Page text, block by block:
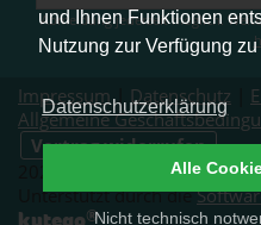
und Ihnen Funktionen
Nutzung zur Verfügung
Datenschutzerklärung
Nicht technisch
Alle
Abmeldung jederzeit möglich.
Impressum| Datenschutz
Allgemeine
Vertrag widerrufen
2026 © Pfotenliebe
Unterstützt durch die
®.